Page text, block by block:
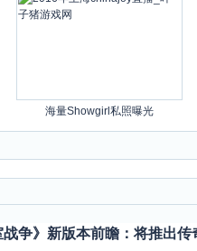
海量Showgirl私照曝光
战争》新版本前瞻：将推出传